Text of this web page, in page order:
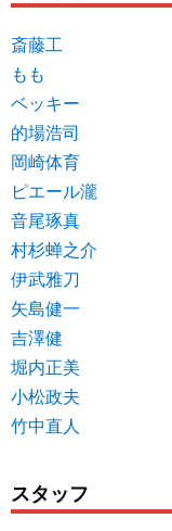
斎藤工
もも
ベッキー
的場浩司
岡崎体育
ピエール瀧
音尾琢真
村杉蝉之介
伊武雅刀
矢島健一
吉澤健
堀内正美
小松政夫
竹中直人
スタッフ